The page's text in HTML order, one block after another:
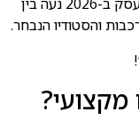
מקצועי?